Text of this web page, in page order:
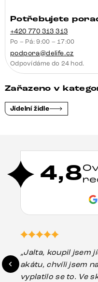
Potřebujete
+420 770 313 313
Po – Pá: 9:00 – 17:00
podpora@delife.cz
Odpovídáme do 24 hod.
Zařazeno v
Jídelní židle
4,8
„Jalta, koupil jsem
akátu, chvíli jsem
vyplatilo se to. Ve